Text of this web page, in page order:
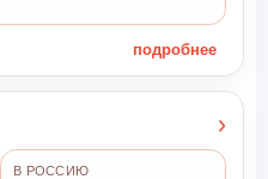
подробнее
›
В РОССИЮ